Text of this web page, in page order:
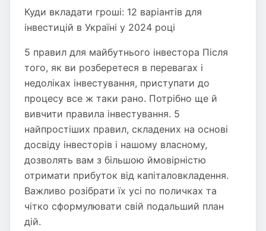
Куди вкладати гроші: 12 варіантів для
інвестицій в Україні у 2024 році
5 правил для майбутнього інвестора Після
того, як ви розберетеся в перевагах і
недоліках інвестування, приступати до
процесу все ж таки рано. Потрібно ще й
вивчити правила інвестування. 5
найпростіших правил, складених на основі
досвіду інвесторів і нашому власному,
дозволять вам з більшою ймовірністю
отримати прибуток від капіталовкладення.
Важливо розібрати їх усі по поличках та
чітко сформулювати свій подальший план
дій.